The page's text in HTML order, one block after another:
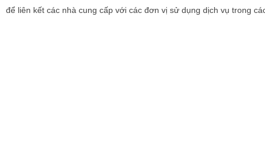
để liên kết các nhà cung cấp với các đơn vị sử dụng dịch vụ trong